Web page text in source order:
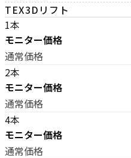
TEX3Dリフト
1本
モニター価格
通常価格
2本
モニター価格
通常価格
4本
モニター価格
通常価格